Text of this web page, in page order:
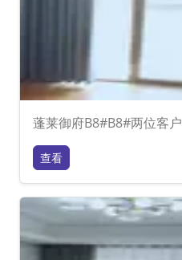
蓬莱御府B8#B8#两位客户
查看